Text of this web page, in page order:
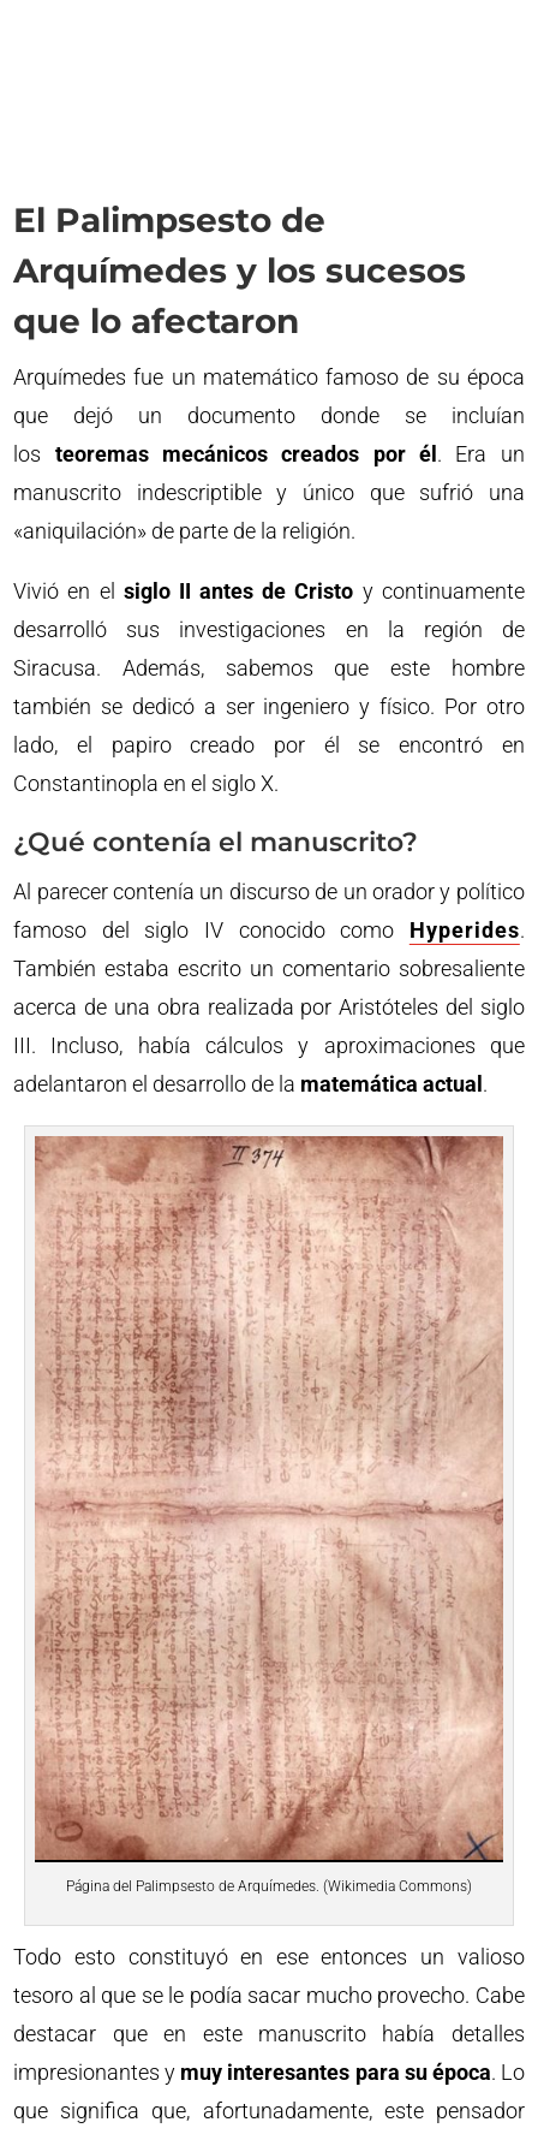
El Palimpsesto de
Arquímedes y los sucesos
que lo afectaron
Arquímedes fue un matemático famoso de su época
que dejó un documento donde se incluían
los teoremas mecánicos creados por él . Era un
manuscrito indescriptible y único que sufrió una
«aniquilación» de parte de la religión.
Vivió en el siglo II antes de Cristo y continuamente
desarrolló sus investigaciones en la región de
Siracusa. Además, sabemos que este hombre
también se dedicó a ser ingeniero y físico. Por otro
lado, el papiro creado por él se encontró en
Constantinopla en el siglo X.
¿Qué contenía el manuscrito?
Al parecer contenía un discurso de un orador y político
famoso del siglo IV conocido como Hyperides.
También estaba escrito un comentario sobresaliente
acerca de una obra realizada por Aristóteles del siglo
III. Incluso, había cálculos y aproximaciones que
adelantaron el desarrollo de la matemática actual .
Página del Palimpsesto de Arquímedes. (Wikimedia Commons)
Todo esto constituyó en ese entonces un valioso
tesoro al que se le podía sacar mucho provecho. Cabe
destacar que en este manuscrito había detalles
impresionantes y muy interesantes para su época. Lo
que significa que, afortunadamente, este pensador